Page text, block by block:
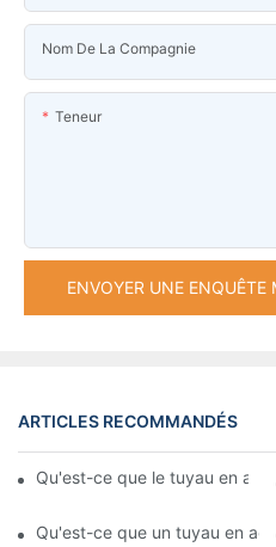
Nom De La Compagnie
Teneur
ENVOYER UNE
ARTICLES RECOMMANDÉS
Qu'est-ce que le tuyau en
Qu'est-ce que un tuyau en